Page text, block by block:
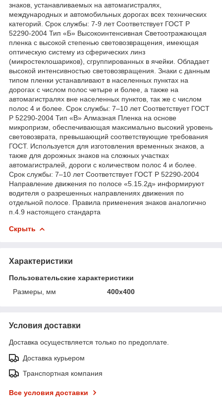
знаков, устанавливаемых на автомагистралях,
международных и автомобильных дорогах всех технических
категорий. Срок службы: 7-9 лет Соответствует ГОСТ Р
52290-2004 Тип «Б» Высокоинтенсивная Светоотражающая
пленка с высокой степенью световозвращения, имеющая
оптическую систему из сферических линз
(микростеклошариков), сгруппированных в ячейки. Обладает
высокой интенсивностью световозвращения. Знаки с данным
типом пленки устанавливают в населенных пунктах на
дорогах с числом полос четыре и более, а также на
автомагистралях вне населенных пунктов, так же с числом
полос 4 и более. Срок службы: 7–10 лет Соответствует ГОСТ
Р 52290-2004 Тип «В» Алмазная Пленка на основе
микропризм, обеспечивающая максимально высокий уровень
световозврата, превышающий соответствующие требования
ГОСТ. Используется для изготовления временных знаков, а
также для дорожных знаков на сложных участках
автомагистралей, дороги с количеством полос 4 и более.
Срок службы: 7–10 лет Соответствует ГОСТ Р 52290-2004
Направление движения по полосе «5.15.2д» информируют
водителя о разрешенных направлениях движения по
отдельной полосе. Правила применения знаков аналогично
п.4.9 настоящего стандарта
Скрыть
Характеристики
Пользовательские характеристики
Размеры, мм
400х400
Условия доставки
Доставка осуществляется только по предоплате.
Доставка курьером
Транспортная компания
Все условия доставки